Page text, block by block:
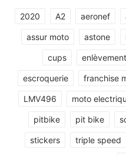
2020 A2 aeronef
assur moto astone
cups enlèvement
escroquerie franchise
LMV496 moto
pitbike pit bike
stickers triple speed